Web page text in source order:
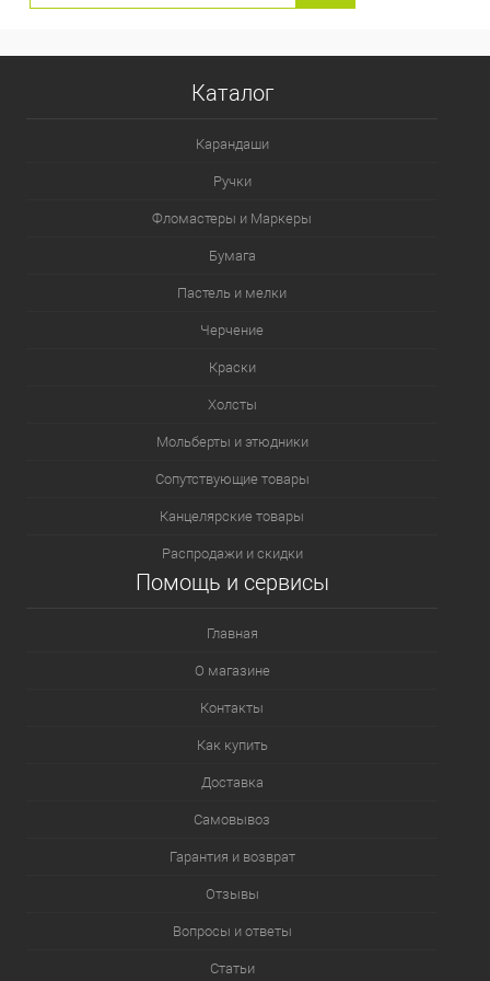
Каталог
Карандаши
Ручки
Фломастеры и Маркеры
Бумага
Пастель и мелки
Черчение
Краски
Холсты
Мольберты и этюдники
Сопутствующие товары
Канцелярские товары
Распродажи и скидки
Помощь и сервисы
Главная
О магазине
Контакты
Как купить
Доставка
Самовывоз
Гарантия и возврат
Отзывы
Вопросы и ответы
Статьи